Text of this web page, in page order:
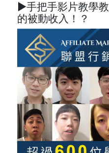
►手把手影片教學
的被動收入！？